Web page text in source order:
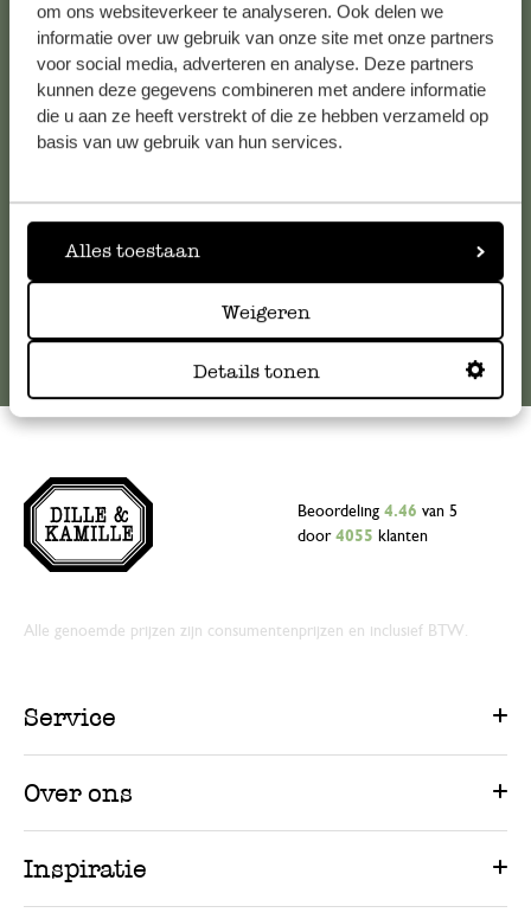
om ons websiteverkeer te analyseren. Ook delen we
informatie over uw gebruik van onze site met onze partners
voor social media, adverteren en analyse. Deze partners
kunnen deze gegevens combineren met andere informatie
die u aan ze heeft verstrekt of die ze hebben verzameld op
basis van uw gebruik van hun services.
Alles toestaan
Weigeren
Details tonen
Klantenservice
Voor vragen, tips of hulp kun je contact opnemen met onze
klantenservice. Of bekijk hier het antwoord op de
meestgestelde vragen.
klantenservice@dille-kamille.com
Online Klantenservice
Beoordeling 4.46 van 5
door 4055 klanten
Alle genoemde prijzen zijn consumentenprijzen en inclusief BTW.
Service
Over ons
Inspiratie